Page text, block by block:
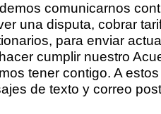
comunicarnos
una disputa, cobrar
para enviar
cumplir nuestro
tener contigo. A
de texto y correo